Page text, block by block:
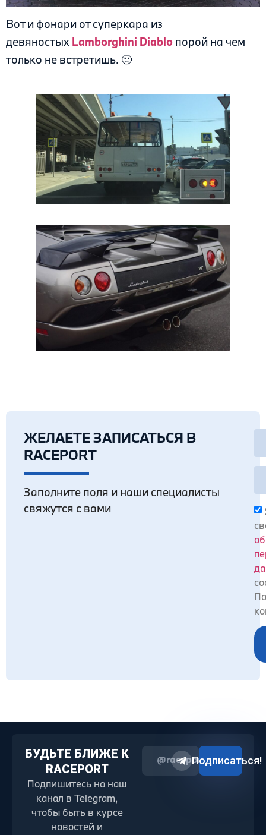
Вот и фонари от суперкара из
девяностых Lamborghini Diablo порой на чем
только не встретишь. 🙂
ЖЕЛАЕТЕ ЗАПИСАТЬСЯ В
RACEPORT
Заполните поля и наши специалисты
свяжутся с вами
БУДЬТЕ БЛИЖЕ К
RACEPORT
Подпишитесь на наш
канал в Telegram,
чтобы быть в курсе
новостей и
@raceport2022
Подписаться!